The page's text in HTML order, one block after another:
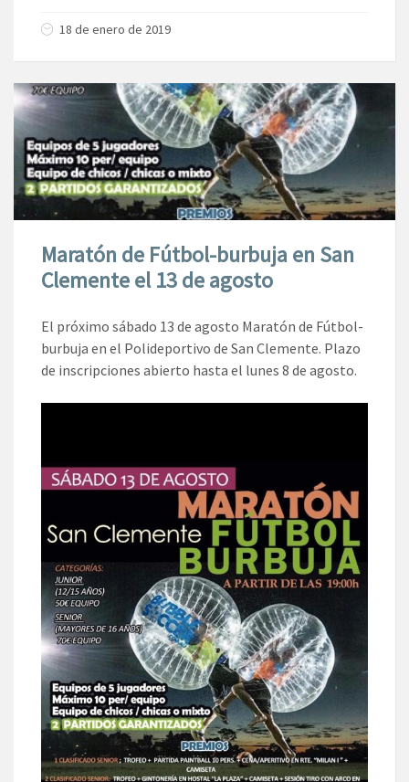
18 de enero de 2019
Maratón de Fútbol-burbuja en San
Clemente el 13 de agosto
El próximo sábado 13 de agosto Maratón de Fútbol-
burbuja en el Polideportivo de San Clemente. Plazo
de inscripciones abierto hasta el lunes 8 de agosto.